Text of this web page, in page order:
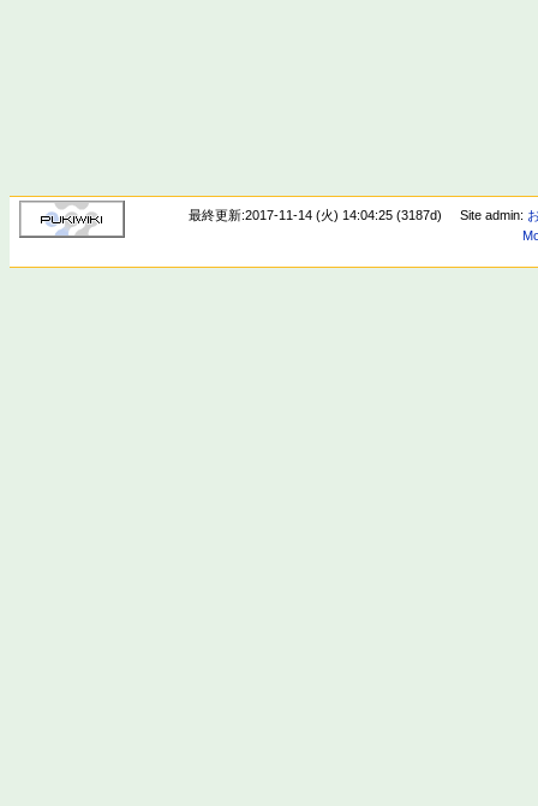
最終更新:2017-11-14 (火) 14:04:25 (3187d) Site admin: